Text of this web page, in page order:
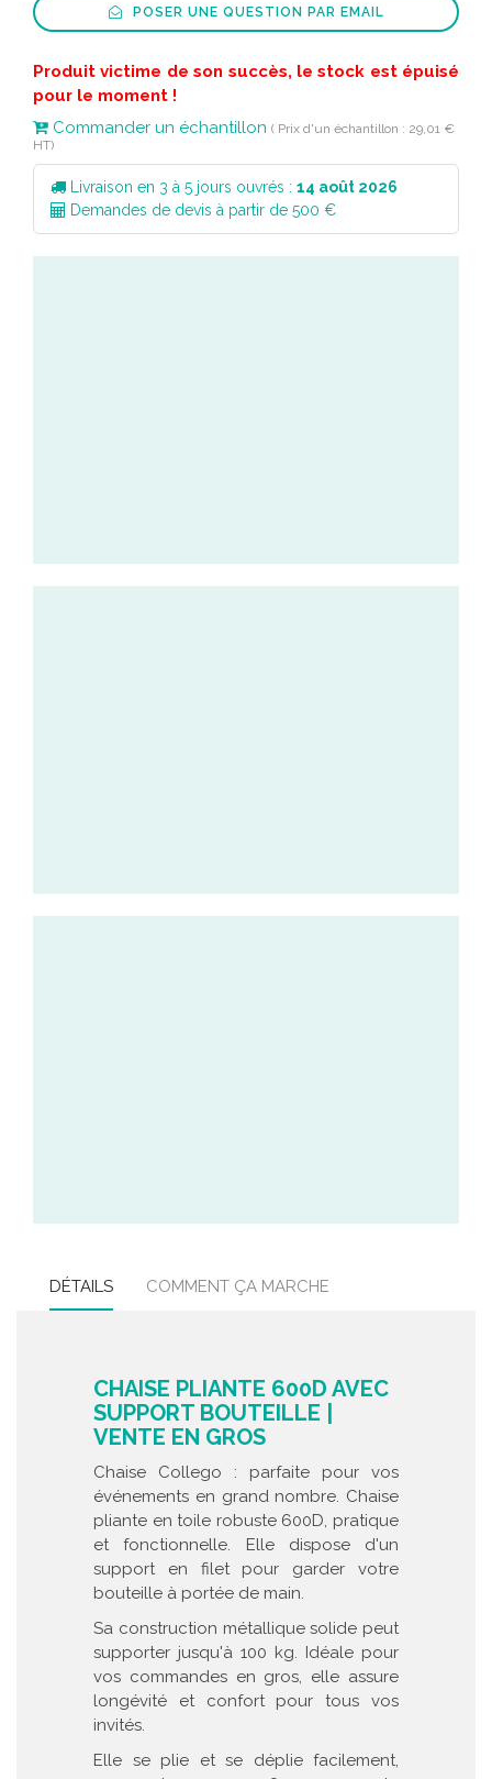
POSER UNE QUESTION PAR EMAIL
Produit victime de son succès, le stock est épuisé
pour le moment !
Commander un échantillon ( Prix d'un échantillon : 29,01 €
HT)
Livraison en 3 à 5 jours ouvrés : 14 août 2026
Demandes de devis à partir de 500 €
DÉTAILS COMMENT ÇA MARCHE
CHAISE PLIANTE 600D AVEC
SUPPORT BOUTEILLE |
VENTE EN GROS
Chaise Collego : parfaite pour vos
événements en grand nombre. Chaise
pliante en toile robuste 600D, pratique
et fonctionnelle. Elle dispose d'un
support en filet pour garder votre
bouteille à portée de main.
Sa construction métallique solide peut
supporter jusqu'à 100 kg. Idéale pour
vos commandes en gros, elle assure
longévité et confort pour tous vos
invités.
Elle se plie et se déplie facilement,